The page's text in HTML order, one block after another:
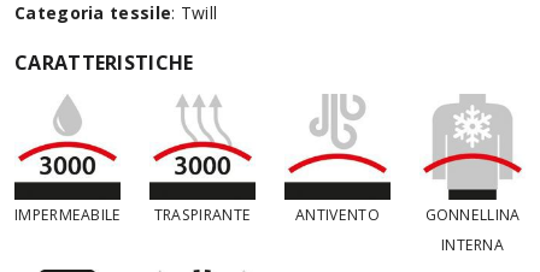
Categoria tessile: Twill
CARATTERISTICHE
IMPERMEABILE TRASPIRANTE ANTIVENTO
GONNELLINA
INTERNA